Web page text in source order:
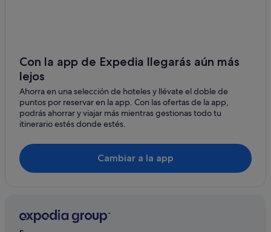
Firestone hoteles
Genesee hoteles
Jamestown hoteles
Hoteles de 5 estrellas en Superior
Casas de campo en Boulder
Blackhawk hoteles
Sistemas Terrestres de la NOAA
Con la app de Expedia llegarás aún más
lejos
Ahorra en una selección de hoteles y llévate el doble de
puntos por reservar en la app. Con las ofertas de la app,
podrás ahorrar y viajar más mientras gestionas todo tu
itinerario estés donde estés.
Cambiar a la app